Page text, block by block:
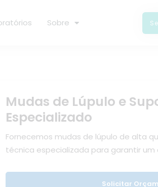
Sobre
Mudas de Lúpulo e
Especializado
Fornecemos mudas de lúpulo de alta
técnica especializada para garantir
Solicitar